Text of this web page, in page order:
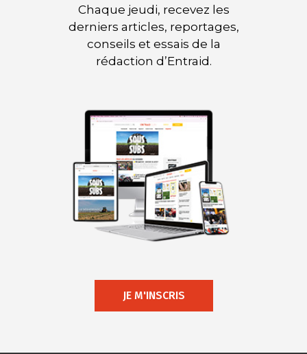
Chaque jeudi, recevez les
derniers articles, reportages,
conseils et essais de la
rédaction d’Entraid.
JE M'INSCRIS